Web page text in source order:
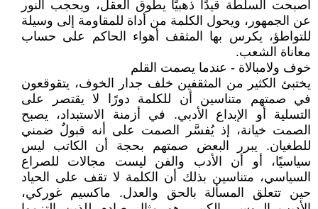
أصبحت السلطة قيدًا ذهبيًا يطوق العقل، ويحجب النور
عن الجمهور، ويحول الكلمة من أداة للمقاومة إلى وسيلة
للتواطؤ، يكرس بها المثقف أهواء الحاكم على حساب
معاناة الشعب.
خوف ولامبالاة - عندما يصمت القلم
يختبئ الكثير من المثقفين خلف جدار الخوف، يتقوقعون
في صمتهم متناسين أن للكلمة دورًا لا يقتصر على
التسلية أو الإبداع الأدبي. في أزمنة الاستبداد، يصبح
الصمت خيانة، إذ يُفسَّر الصمت على أنه قبولٌ ضمني
للطغيان. يبرر البعض صمتهم بحجة أن الكاتب ليس
سياسيًا، أو أن الأدب والفن ليست مجالات للصراع
السياسي، متناسين بذلك أن الكلمة لا تقف على الحياد
حين تتعلق المسألة بالحق والعدل. ماكسيم غوركي،